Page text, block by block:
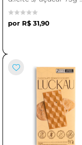
luckau.
R$ 31,90